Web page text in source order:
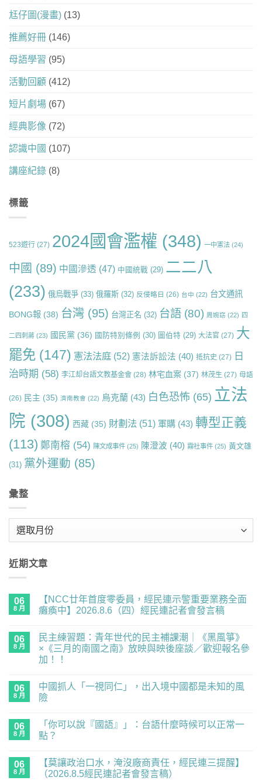
尪仔圖(漫畫) (13)
推薦好冊 (146)
母語學習 (95)
活動回顧 (412)
短片劇場 (67)
經典影像 (72)
認識中國 (107)
講座紀錄 (8)
標籤
523遊行 (27) 2024國會濫權 (348) 一中憲法 (24)
中國 (89) 中國滲透 (47) 中國統戰 (29) 二二八
(233) 俄烏戰爭 (33) 俄羅斯 (32) 反侵略日 (26) 台中 (22) 台文通訊
BONG報 (38) 台灣 (95) 台灣正名 (32) 台語 (80) 周婉窈 (22) 四
二四刺蔣 (23) 國民黨 (36) 國防特別條例 (30) 圖伯特 (29) 大法官 (27) 大
罷免 (147) 憲法法庭 (52) 憲法訴訟法 (40) 抵抗史 (27) 日
治時期 (58) 李江却台語文教基金會 (28) 林宅血案 (37) 林茂生 (27) 母語
(26) 民主 (35) 濟南教會 (22) 烏克蘭 (43) 白色恐怖 (65) 立法
院 (308) 西藏 (35) 財劃法 (51) 軍購 (43) 轉型正義
(113) 鄭南榕 (54) 陳文成事件 (25) 陳澄波 (40) 霧社事件 (25) 黃文雄
(31) 黨外運動 (85)
彙整
近期文章
06
8 月
【NCC廿年首度零委員，經民連示警重要業務全面
癱瘓中】2026.8.6（四）經民連記者會發言稿
廿
首
度
員，
經
民
要
留
言
06
8 月
民主練習題：青年世代的民主補課潮｜《黑風箏》
×《三月的南國之南》放映與映後座談／歡迎報名參
加！！
主
練
習
世
代
留
言
06
8 月
中國抓人「一視同仁」，出入境中國都是未知的風
險
抓
人
仁」，
言
06
8 月
「你可以說『國語』」：台語什麼時候可以正常一
點？
06
8 月
【莫讓政治口水，淹沒廠商責任，經民連三提醒】
（2026.8.5經民連記者會發言稿）